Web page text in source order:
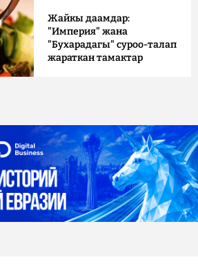
Жайкы даамдар:
"Империя" жана
"Бухарадагы" суроо-талап
жараткан тамактар